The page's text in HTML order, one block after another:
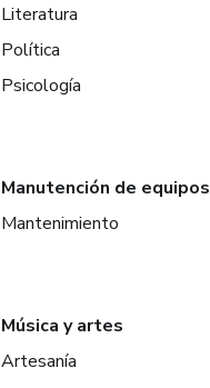
Literatura
Política
Psicología
Manutención de equipos
Mantenimiento
Música y artes
Artesanía